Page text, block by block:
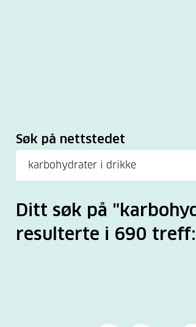
Søk
Søk på nettstedet
Ditt søk på
resulterte i 690 treff: